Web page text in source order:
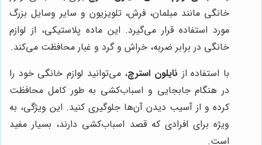
خانگی مانند مبلمان، فرش، تلویزیون و سایر وسایل بزرگ
مورد استفاده قرار می‌گیرد. این ماده پلاستیکی، از لوازم
خانگی در برابر ضربه، خراش و گرد و غبار محافظت می‌کند.
با استفاده از نایلون استرچ، می‌توانید لوازم خانگی خود را
در هنگام جابجایی و اسباب‌کشی به طور کامل محافظت
کرده و از آسیب دیدن آن‌ها جلوگیری کنید. این ویژگی، به
ویژه برای افرادی که قصد اسباب‌کشی دارند، بسیار مفید
است.